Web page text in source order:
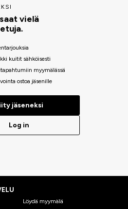
vielä
kuitit sähköisesti
myymälässä
ostoa jäsenille
jäseneksi
Log in
Löydä myymälä